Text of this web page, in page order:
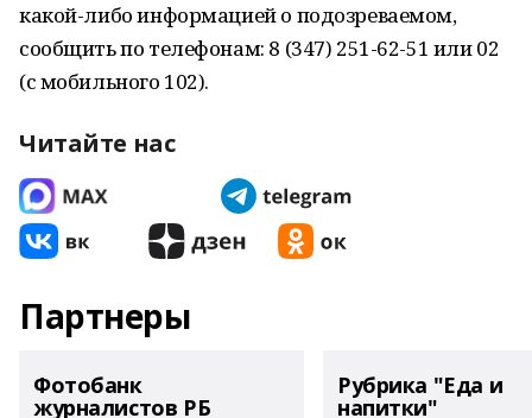
какой-либо информацией о подозреваемом,
сообщить по телефонам: 8 (347) 251-62-51 или 02
(с мобильного 102).
Читайте нас
Партнеры
Фотобанк
журналистов РБ
Рубрика "Еда и
напитки"